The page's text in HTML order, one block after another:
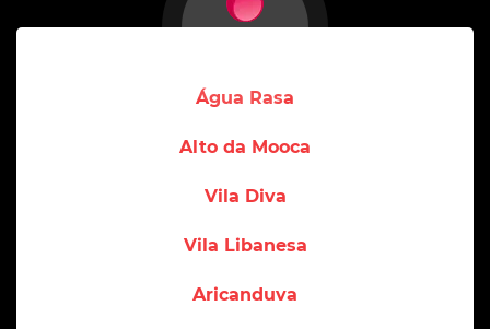
Água Rasa
Alto da Mooca
Vila Diva
Vila Libanesa
Aricanduva